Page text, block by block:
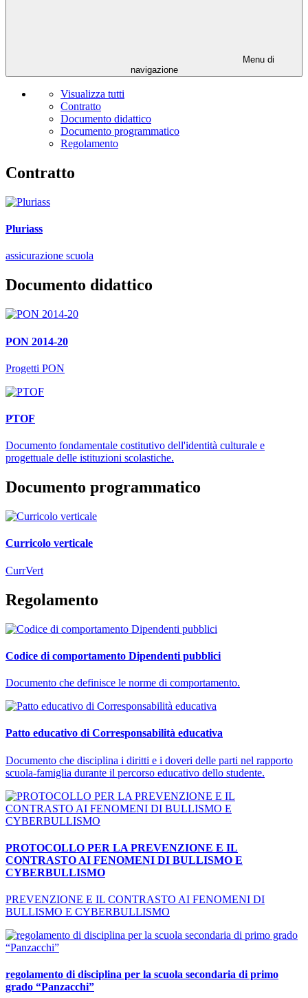
Menu di
navigazione
Visualizza tutti
Contratto
Documento didattico
Documento programmatico
Regolamento
Contratto
Pluriass
assicurazione scuola
Documento didattico
PON 2014-20
Progetti PON
PTOF
Documento fondamentale costitutivo dell'identità culturale e
progettuale delle istituzioni scolastiche.
Documento programmatico
Curricolo verticale
CurrVert
Regolamento
Codice di comportamento Dipendenti pubblici
Documento che definisce le norme di comportamento.
Patto educativo di Corresponsabilità educativa
Documento che disciplina i diritti e i doveri delle parti nel rapporto
scuola-famiglia durante il percorso educativo dello studente.
PROTOCOLLO PER LA PREVENZIONE E IL
CONTRASTO AI FENOMENI DI BULLISMO E
CYBERBULLISMO
PREVENZIONE E IL CONTRASTO AI FENOMENI DI
BULLISMO E CYBERBULLISMO
regolamento di disciplina per la scuola secondaria di primo
grado “Panzacchi”